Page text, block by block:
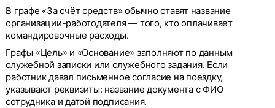
В графе «За счёт средств» обычно ставят название
организации-работодателя — того, кто оплачивает
командировочные расходы.
Графы «Цель» и «Основание» заполняют по данным
служебной записки или служебного задания. Если
работник давал письменное согласие на поездку,
указывают реквизиты: название документа с ФИО
сотрудника и датой подписания.